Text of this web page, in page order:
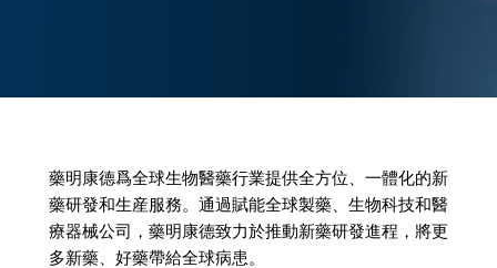
藥明康德爲全球生物醫藥行業提供全方位、一體化的新
藥研發和生産服務。通過賦能全球製藥、生物科技和醫
療器械公司，藥明康德致力於推動新藥研發進程，將更
多新藥、好藥帶給全球病患。